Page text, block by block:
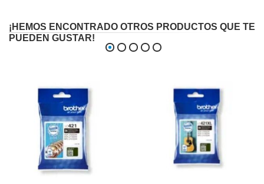
¡HEMOS ENCONTRADO OTROS PRODUCTOS QUE TE
PUEDEN GUSTAR!